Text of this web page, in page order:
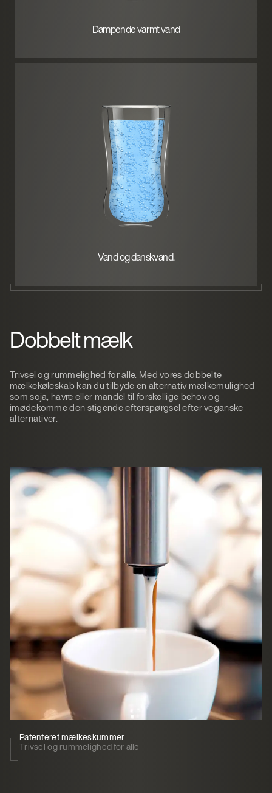
Dampende varmt vand
Vand og danskvand.
Dobbelt mælk
Trivsel og rummelighed for alle. Med vores dobbelte
mælkekøleskab kan du tilbyde en alternativ mælkemulighed
som soja, havre eller mandel til forskellige behov og
imødekomme den stigende efterspørgsel efter veganske
alternativer.
Patenteret mælkeskummer
Trivsel og rummelighed for alle